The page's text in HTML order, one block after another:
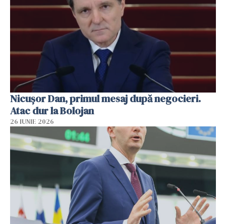
Nicușor Dan, primul mesaj după negocieri.
Atac dur la Bolojan
26 IUNIE 2026